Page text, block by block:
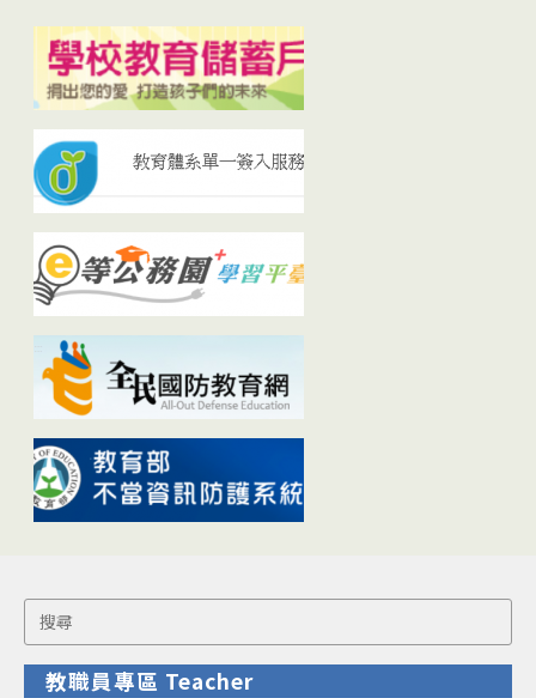
Search
for:
教職員專區 Teacher